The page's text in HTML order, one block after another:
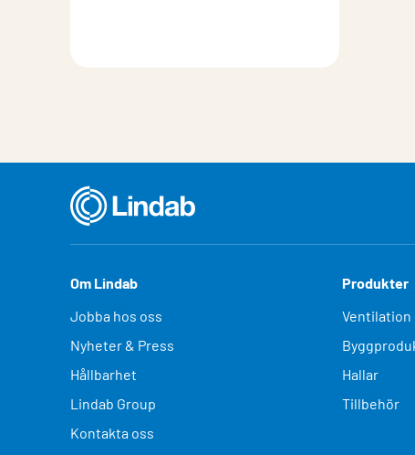
Om Lindab
Jobba hos oss
Nyheter & Press
Hållbarhet
Lindab Group
Kontakta oss
Produkter
Ventilation
Hallar
Tillbehör